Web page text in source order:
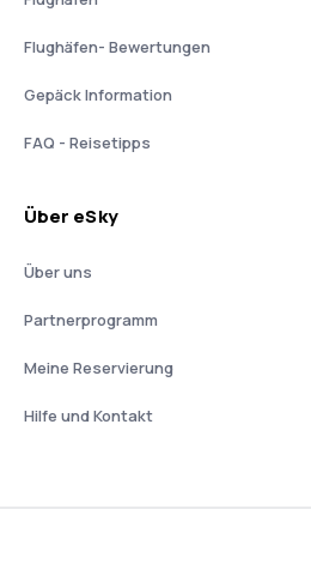
Flughäfen- Bewertungen
Gepäck Information
FAQ - Reisetipps
Über eSky
Über uns
Partnerprogramm
Meine Reservierung
Hilfe und Kontakt